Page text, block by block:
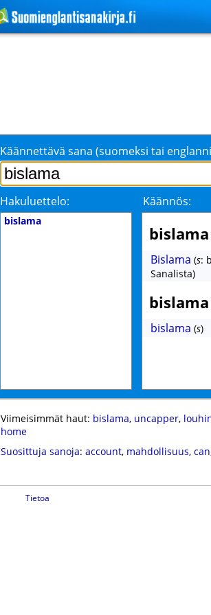
Käännettävä sana (suomeksi tai
Hakuluettelo: Käännös:
bislama
Bislama (s:
Sanalista)
bislama (s)
Viimeisimmät haut: bislama, uncapper,
home
Suosittuja sanoja: account, mahdollisuus, can
Tietoa